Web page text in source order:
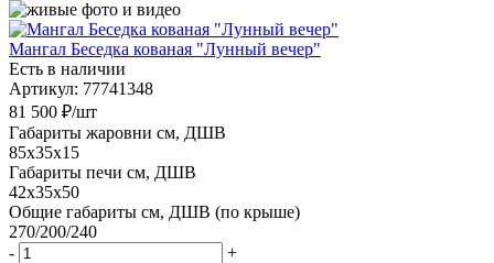
Мангал Беседка кованая "Лунный вечер"
Есть в наличии
Артикул: 77741348
81 500 ₽/шт
Габариты жаровни см, ДШВ
85x35x15
Габариты печи см, ДШВ
42x35x50
Общие габариты см, ДШВ (по крыше)
270/200/240
-
+